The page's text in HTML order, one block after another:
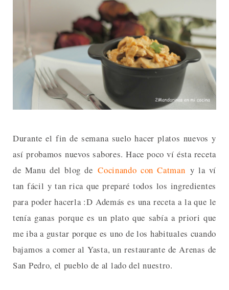
Durante el fin de semana suelo hacer platos nuevos y
así probamos nuevos sabores. Hace poco ví ésta receta
de Manu del blog deCocinando con Catman y la ví
tan fácil y tan rica que preparé todos los ingredientes
para poder hacerla :D Además es una receta a la que le
tenía ganas porque es un plato que sabía a priori que
me iba a gustar porque es uno de los habituales cuando
bajamos a comer al Yasta, un restaurante de Arenas de
San Pedro, el pueblo de al lado del nuestro.